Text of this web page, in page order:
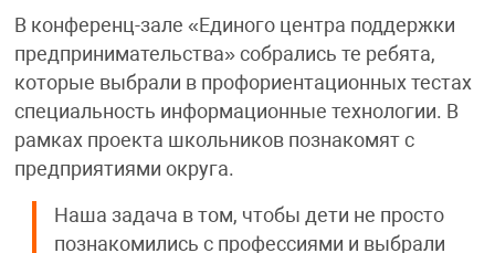
В конференц-зале «Единого центра поддержки
предпринимательства» собрались те ребята,
которые выбрали в профориентационных тестах
специальность информационные технологии. В
рамках проекта школьников познакомят с
предприятиями округа.
Наша задача в том, чтобы дети не просто
познакомились с профессиями и выбрали